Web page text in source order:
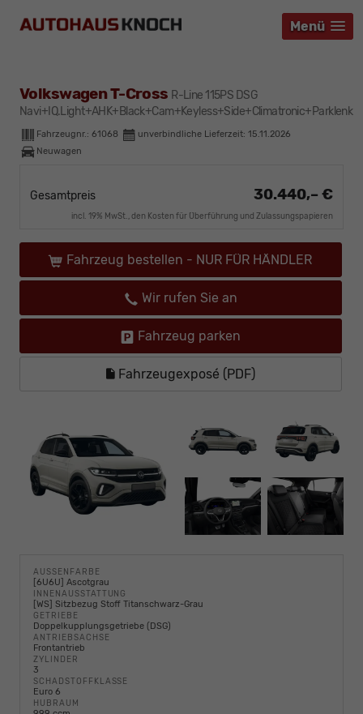
Menü
Menü
Menü
Volkswagen T-Cross R-Line 115PS DSG
Navi+IQ.Light+AHK+Black+Cam+Keyless+Side+Climatronic+Parklenk
Fahrzeugnr.: 61068 unverbindliche Lieferzeit: 15.11.2026
Neuwagen
Gesamtpreis 30.440,– €
incl. 19% MwSt., den Kosten für Überführung und Zulassungspapieren
Fahrzeug bestellen - NUR FÜR HÄNDLER
Wir rufen Sie an
Fahrzeug parken
Fahrzeugexposé (PDF)
AUSSENFARBE
[6U6U] Ascotgrau
INNENAUSSTATTUNG
[WS] Sitzbezug Stoff Titanschwarz-Grau
GETRIEBE
Doppelkupplungsgetriebe (DSG)
ANTRIEBSACHSE
Frontantrieb
ZYLINDER
3
SCHADSTOFFKLASSE
Euro 6
HUBRAUM